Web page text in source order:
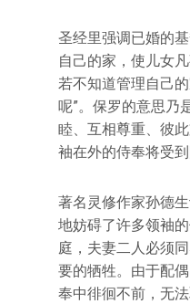
圣经里强调已婚的
自己的家，使儿女
若不知道管理自己
呢”。保罗的意思乃
睦、互相尊重、彼
袖在外的侍奉将受到
著名灵修作家孙德
地妨碍了许多领袖
庭，夫妻二人必须
要的牺牲。由于配
奉中徘徊不前，无